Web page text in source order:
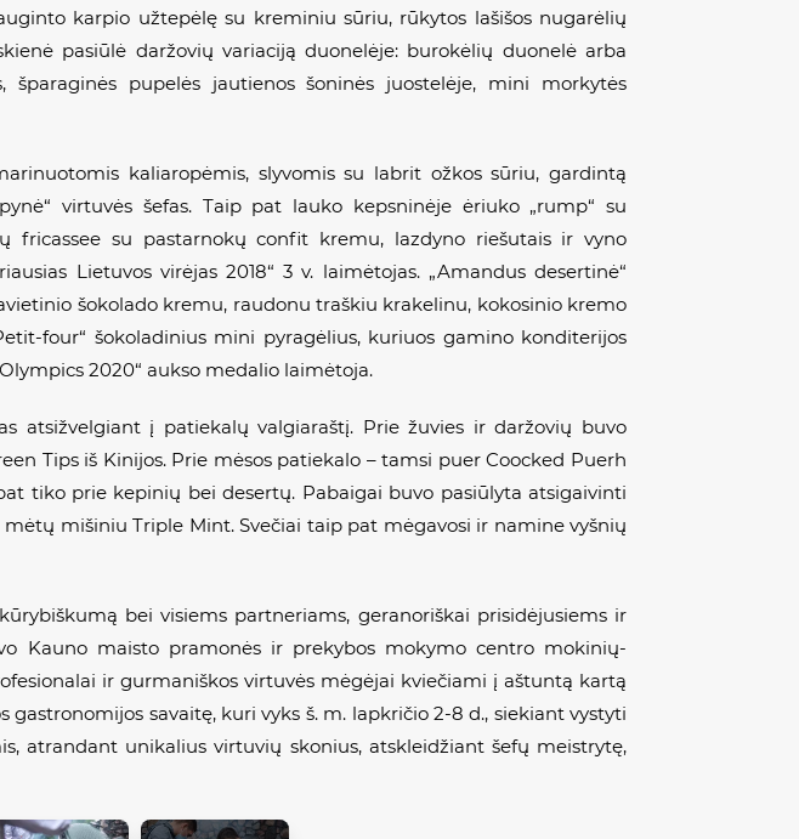
karpio užtepėlę su kreminiu sūriu, rūkytos lašišos nugarėlių
pasiūlė daržovių variaciją duonelėje: burokėlių duonelė arba
šparaginės pupelės jautienos šoninės juostelėje, mini morkytės
kaliaropėmis, slyvomis su labrit ožkos sūriu, gardintą
virtuvės šefas. Taip pat lauko kepsninėje ėriuko „rump“ su
fricassee su pastarnokų confit kremu, lazdyno riešutais ir vyno
Lietuvos virėjas 2018“ 3 v. laimėtojas. „Amandus desertinė“
šokolado kremu, raudonu traškiu krakelinu, kokosinio kremo
four“ šokoladinius mini pyragėlius, kuriuos gamino konditerijos
2020“ aukso medalio laimėtoja.
atsižvelgiant į patiekalų valgiaraštį. Prie žuvies ir daržovių buvo
Tips iš Kinijos. Prie mėsos patiekalo – tamsi puer Coocked Puerh
tiko prie kepinių bei desertų. Pabaigai buvo pasiūlyta atsigaivinti
mišiniu Triple Mint. Svečiai taip pat mėgavosi ir namine vyšnių
bei visiems partneriams, geranoriškai prisidėjusiems ir
Kauno maisto pramonės ir prekybos mokymo centro mokinių-
ir gurmaniškos virtuvės mėgėjai kviečiami į aštuntą kartą
savaitę, kuri vyks š. m. lapkričio 2-8 d., siekiant vystyti
atrandant unikalius virtuvių skonius, atskleidžiant šefų meistrytę,